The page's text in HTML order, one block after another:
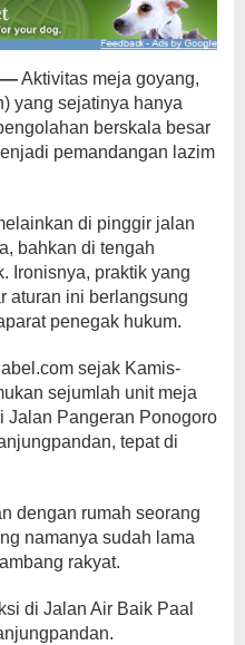
—Aktivitas meja goyang,
yang sejatinya hanya
berskala besar
pemandangan lazim
di pinggir jalan
bahkan di tengah
Ironisnya, praktik yang
aturan ini berlangsung
penegak hukum.
sejak Kamis-
sejumlah unit meja
Jalan Pangeran Ponogoro
tepat di
dengan rumah seorang
namanya sudah lama
rakyat.
di Jalan Air Baik Paal